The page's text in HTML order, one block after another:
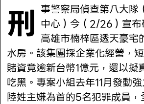
刑事警察局偵查第八大隊（南部打擊犯罪 中心）今（2/26）宣
高雄市楠梓區透天豪宅
水房。該集團採企業化經營，
賭資竟逾新台幣1億元，還以擬
吃黑。專案小組去年11月發動
陸姓主嫌為首的5名犯罪成員，